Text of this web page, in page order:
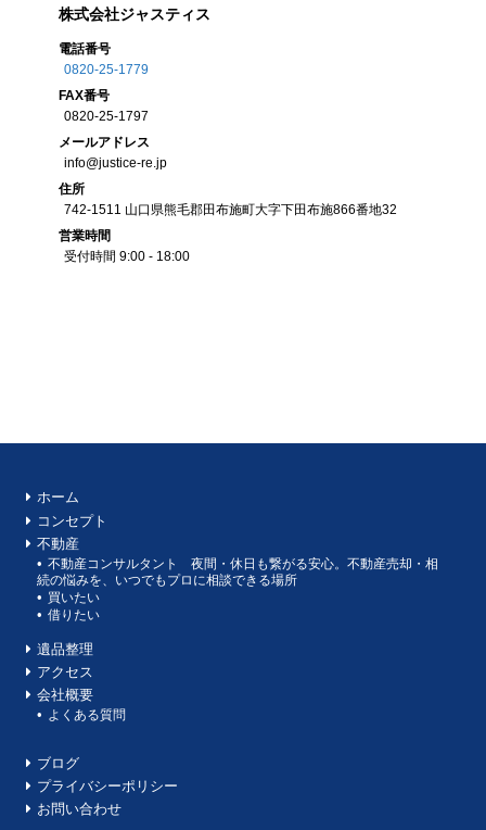
株式会社ジャスティス
電話番号
0820-25-1779
FAX番号
0820-25-1797
メールアドレス
info@justice-re.jp
住所
742-1511 山口県熊毛郡田布施町大字下田布施866番地32
営業時間
受付時間 9:00 - 18:00
ホーム
コンセプト
不動産
不動産コンサルタント 夜間・休日も繋がる安心。不動産売却・相
続の悩みを、いつでもプロに相談できる場所
買いたい
借りたい
遺品整理
アクセス
会社概要
よくある質問
ブログ
プライバシーポリシー
お問い合わせ